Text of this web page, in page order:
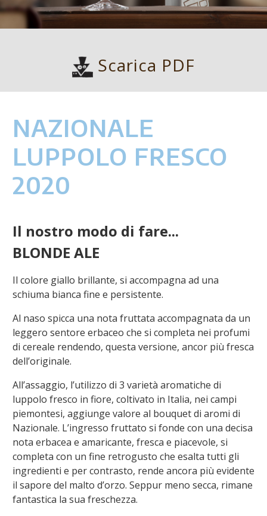
Scarica PDF
NAZIONALE
LUPPOLO FRESCO
2020
Il nostro modo di fare...
BLONDE ALE
Il colore giallo brillante, si accompagna ad una
schiuma bianca fine e persistente.
Al naso spicca una nota fruttata accompagnata da un
leggero sentore erbaceo che si completa nei profumi
di cereale rendendo, questa versione, ancor più fresca
dell’originale.
All’assaggio, l’utilizzo di 3 varietà aromatiche di
luppolo fresco in fiore, coltivato in Italia, nei campi
piemontesi, aggiunge valore al bouquet di aromi di
Nazionale. L’ingresso fruttato si fonde con una decisa
nota erbacea e amaricante, fresca e piacevole, si
completa con un fine retrogusto che esalta tutti gli
ingredienti e per contrasto, rende ancora più evidente
il sapore del malto d’orzo. Seppur meno secca, rimane
fantastica la sua freschezza.